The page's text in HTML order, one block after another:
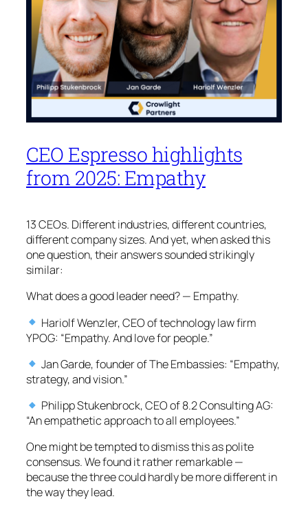
CEO Espresso highlights
from 2025: Empathy
13 CEOs. Different industries, different countries,
different company sizes. And yet, when asked this
one question, their answers sounded strikingly
similar:
What does a good leader need? — Empathy.
Hariolf Wenzler, CEO of technology law firm
YPOG: “Empathy. And love for people.”
Jan Garde, founder of The Embassies: “Empathy,
strategy, and vision.”
Philipp Stukenbrock, CEO of 8.2 Consulting AG:
“An empathetic approach to all employees.”
One might be tempted to dismiss this as polite
consensus. We found it rather remarkable —
because the three could hardly be more different in
the way they lead.